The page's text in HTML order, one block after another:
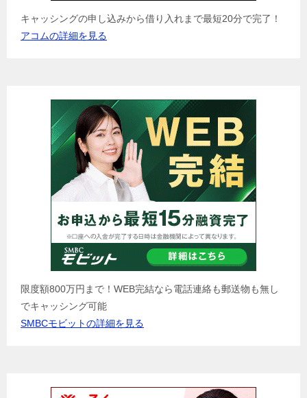
キャッシングの申し込みから借り入れまで最短20分で完了！
アコムの詳細を見る
限度額800万円まで！WEB完結なら電話連絡も郵送物も無し
でキャッシング可能
SMBCモビットの詳細を見る